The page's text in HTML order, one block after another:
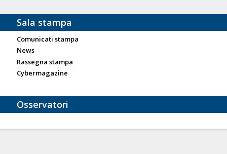
Sala stampa
Comunicati stampa
News
Rassegna stampa
Cybermagazine
Osservatori